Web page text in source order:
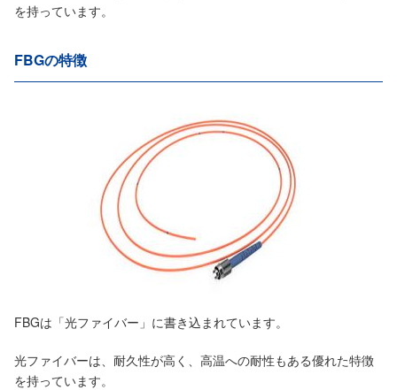
を持っています。
FBGの特徴
FBGは「光ファイバー」に書き込まれています。
光ファイバーは、耐久性が高く、高温への耐性もある優れた特徴
を持っています。